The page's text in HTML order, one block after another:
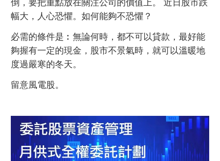
幅大，人心恐懼。如何能夠不恐懼？
必需的條件是︰無論何時，都不可以貸款，最好能
夠握有一定的現金，股市不景氣時，就可以溫暖地
度過嚴寒的冬天。
留意風電股。